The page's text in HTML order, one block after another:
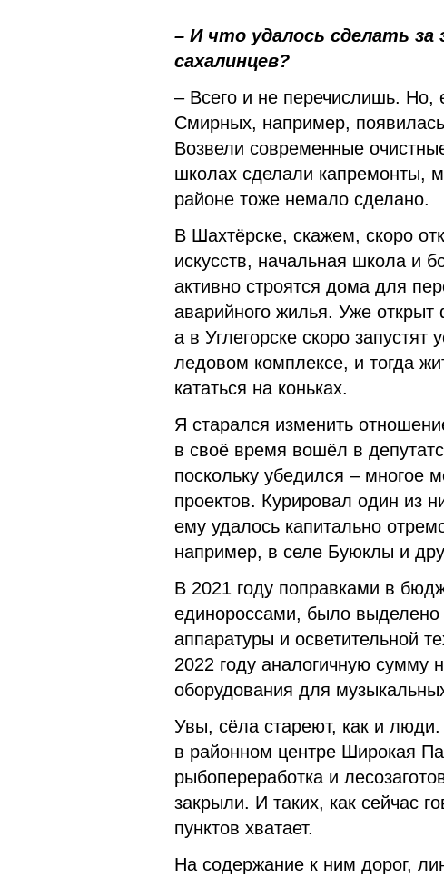
– И что удалось сделать
сахалинцев?
– Всего и не перечислишь. Но,
Смирных, например,
Возвели современные
школах сделали капремонты,
районе тоже немало сделано.
В Шахтёрске, скажем, скоро
искусств, начальная школа и
активно строятся дома для
аварийного жилья. Уже открыт
а в Углегорске скоро
ледовом комплексе, и тогда
кататься на коньках.
Я старался изменить
в своё время вошёл в
поскольку убедился – многое
проектов. Курировал один из
ему удалось капитально
например, в селе Буюклы и
В 2021 году поправками в
единороссами, было выделено
аппаратуры и осветительной
2022 году аналогичную сумму
оборудования для
Увы, сёла стареют, как и
в районном центре Широкая
рыбопереработка и
закрыли. И таких, как сейчас
пунктов хватает.
На содержание к ним дорог,